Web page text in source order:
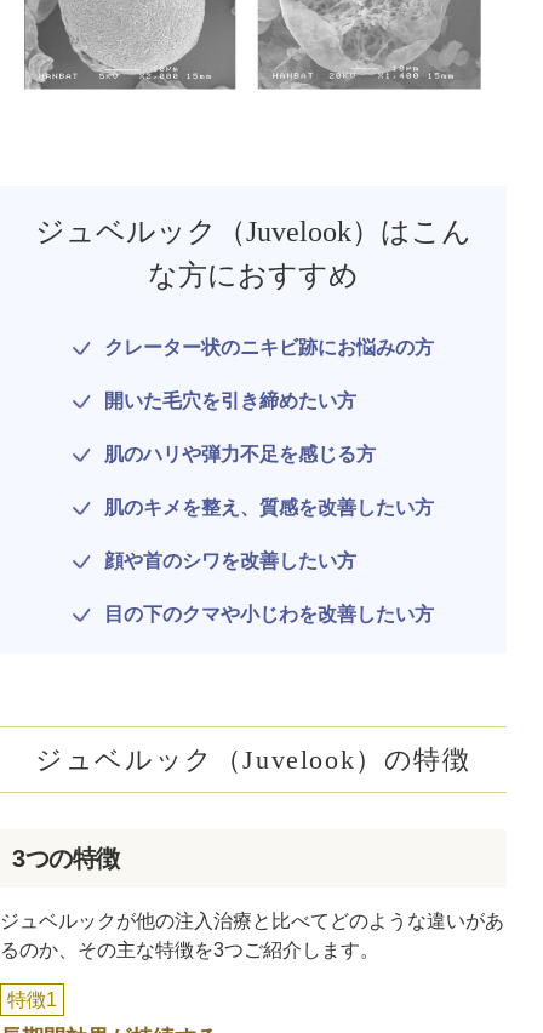
井畑 峰紀 医師 安形省吾 医師
ジュベルック（Juvelook）はこん
な方におすすめ
クレーター状のニキビ跡にお悩みの方
開いた毛穴を引き締めたい方
肌のハリや弾力不足を感じる方
肌のキメを整え、質感を改善したい方
顔や首のシワを改善したい方
目の下のクマや小じわを改善したい方
ジュベルック（Juvelook）の特徴
3つの特徴
ジュベルックが他の注入治療と比べてどのような違いがあ
るのか、その主な特徴を3つご紹介します。
特徴1